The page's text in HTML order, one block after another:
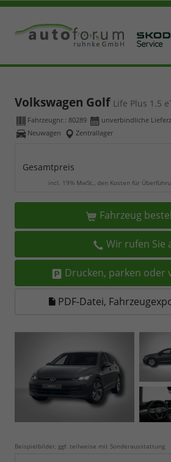
Volkswagen Golf Life Plus 1.5
Fahrzeugnr.: 80289 unverbindliche
Neuwagen
Zentrallager
Gesamtpreis
incl. 19% MwSt., den Kosten für
Fahrzeug
Wir rufen Sie
Drucken, parken oder
PDF-Datei,
Beispielbilder, ggf. teilweise mit Sonderausstattung